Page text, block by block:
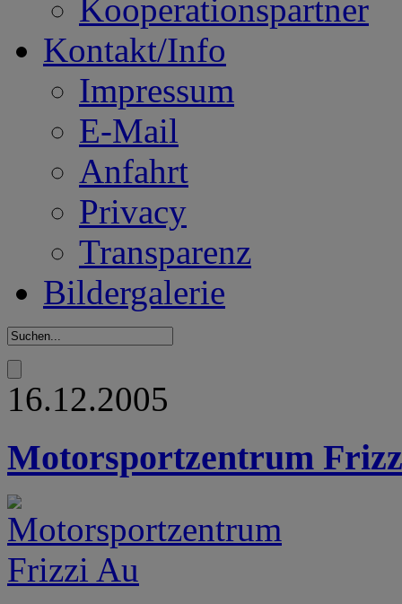
Kooperationspartner
Kontakt/Info
Impressum
E-Mail
Anfahrt
Privacy
Transparenz
Bildergalerie
16.12.2005
Motorsportzentrum